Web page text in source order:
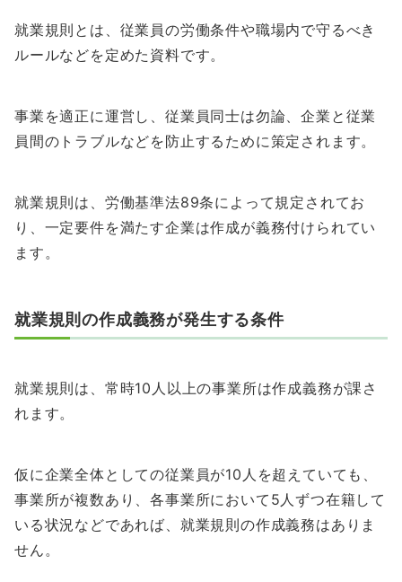
就業規則とは、従業員の労働条件や職場内で守るべき
ルールなどを定めた資料です。
事業を適正に運営し、従業員同士は勿論、企業と従業
員間のトラブルなどを防止するために策定されます。
就業規則は、労働基準法89条によって規定されてお
り、一定要件を満たす企業は作成が義務付けられてい
ます。
就業規則の作成義務が発生する条件
就業規則は、常時10人以上の事業所は作成義務が課さ
れます。
仮に企業全体としての従業員が10人を超えていても、
事業所が複数あり、各事業所において5人ずつ在籍して
いる状況などであれば、就業規則の作成義務はありま
せん。